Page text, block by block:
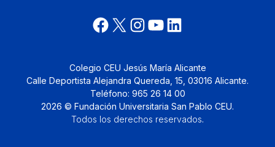
Colegio CEU Jesús María Alicante
Calle Deportista Alejandra Quereda, 15, 03016 Alicante.
Teléfono: 965 26 14 00
2026 © Fundación Universitaria San Pablo CEU.
Todos los derechos reservados.